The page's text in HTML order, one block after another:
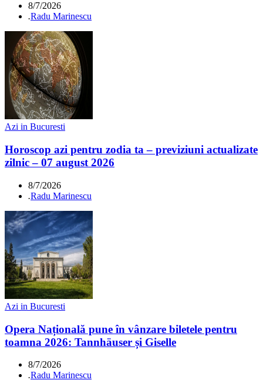
8/7/2026
.Radu Marinescu
Azi in Bucuresti
Horoscop azi pentru zodia ta – previziuni actualizate
zilnic – 07 august 2026
8/7/2026
.Radu Marinescu
Azi in Bucuresti
Opera Națională pune în vânzare biletele pentru
toamna 2026: Tannhäuser și Giselle
8/7/2026
.Radu Marinescu